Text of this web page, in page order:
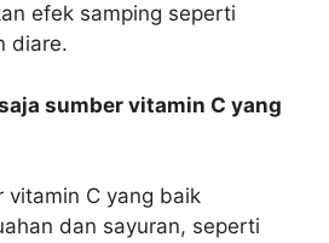
efek samping seperti
diare.
sumber vitamin C yang
vitamin C yang baik
dan sayuran, seperti